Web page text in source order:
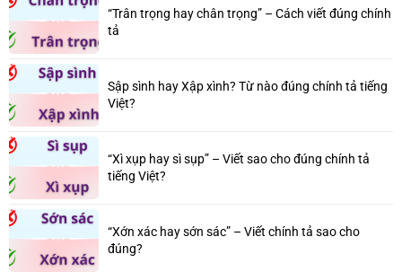
“Trân trọng hay chân trọng” – Cách viết đúng chính
tả
Sập sình hay Xập xình? Từ nào đúng chính tả tiếng
Việt?
“Xì xụp hay sì sụp” – Viết sao cho đúng chính tả
tiếng Việt?
“Xớn xác hay sớn sác” – Viết chính tả sao cho
đúng?